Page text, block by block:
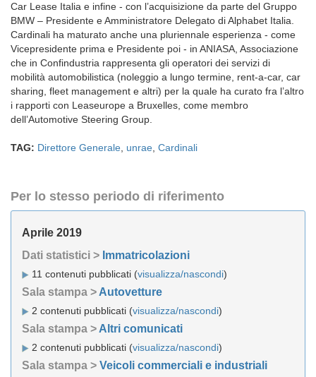
Car Lease Italia e infine - con l’acquisizione da parte del Gruppo
BMW – Presidente e Amministratore Delegato di Alphabet Italia.
Cardinali ha maturato anche una pluriennale esperienza - come
Vicepresidente prima e Presidente poi - in ANIASA, Associazione
che in Confindustria rappresenta gli operatori dei servizi di
mobilità automobilistica (noleggio a lungo termine, rent-a-car, car
sharing, fleet management e altri) per la quale ha curato fra l’altro
i rapporti con Leaseurope a Bruxelles, come membro
dell’Automotive Steering Group.
TAG: Direttore Generale unrae Cardinali
Per lo stesso periodo di riferimento
Aprile 2019
Dati statistici > Immatricolazioni
11 contenuti pubblicati (visualizza/nascondi)
Sala stampa > Autovetture
2 contenuti pubblicati (visualizza/nascondi)
Sala stampa > Altri comunicati
2 contenuti pubblicati (visualizza/nascondi)
Sala stampa > Veicoli commerciali e industriali